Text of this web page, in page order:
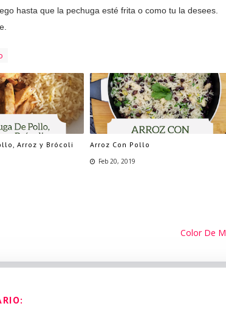
hasta que la pechuga esté frita o como tu la desees.
Arroz y Brócoli Arroz Con Pollo
Feb 20, 2019
Color De